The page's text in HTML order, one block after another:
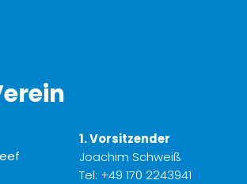
1. Vorsitzender
Joachim Schweiß
Tel: +49 170 2243941